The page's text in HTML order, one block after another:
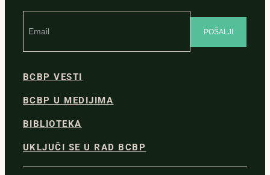
BCBP VESTI
BCBP U MEDIJIMA
BIBLIOTEKA
UKLJUČI SE U RAD BCBP